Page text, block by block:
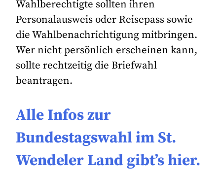
Wahlberechtigte sollten ihren
Personalausweis oder Reisepass sowie
die Wahlbenachrichtigung mitbringen.
Wer nicht persönlich erscheinen kann,
sollte rechtzeitig die Briefwahl
beantragen.
Alle Infos zur
Bundestagswahl im St.
Wendeler Land gibt’s hier.